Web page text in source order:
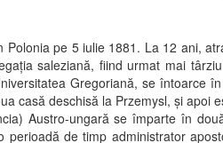
pe 5 iulie 1881. La 12 ani,
saleziană, fiind urmat mai
Gregoriană, se întoarce
casă deschisă la Przemysl, şi apoi
Austro-ungară se împarte în
perioadă de timp administrator